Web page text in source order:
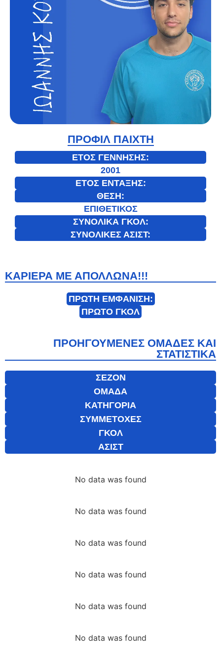
ΠΡΟΦΙΛ ΠΑΙΧΤΗ
ΕΤΟΣ ΓΕΝΝΗΣΗΣ:
2001
ΕΤΟΣ ΕΝΤΑΞΗΣ:
ΘΕΣΗ:
ΕΠΙΘΕΤΙΚΟΣ
ΣΥΝΟΛΙΚΑ ΓΚΟΛ:
ΣΥΝΟΛΙΚΕΣ ΑΣΙΣΤ:
ΚΑΡΙΕΡΑ ΜΕ ΑΠΟΛΛΩΝΑ!!!
ΠΡΩΤΗ ΕΜΦΑΝΙΣΗ:
ΠΡΩΤΟ ΓΚΟΛ
ΠΡΟΗΓΟΥΜΕΝΕΣ ΟΜΑΔΕΣ ΚΑΙ
ΣΤΑΤΙΣΤΙΚΑ
ΣΕΖΟΝ
ΟΜΑΔΑ
ΚΑΤΗΓΟΡΙΑ
ΣΥΜΜΕΤΟΧΕΣ
ΓΚΟΛ
ΑΣΙΣΤ
No data was found
No data was found
No data was found
No data was found
No data was found
No data was found